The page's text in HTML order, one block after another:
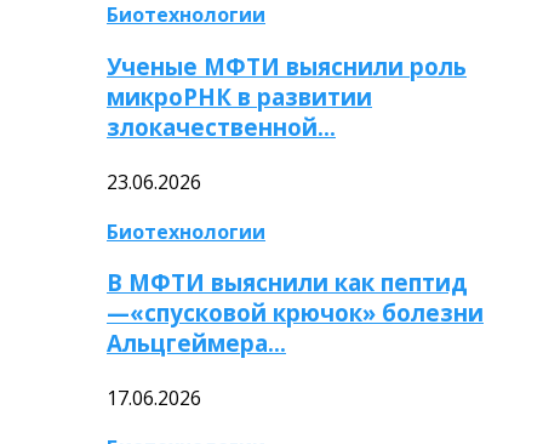
Биотехнологии
Ученые МФТИ выяснили роль
микроРНК в развитии
злокачественной…
23.06.2026
Биотехнологии
В МФТИ выяснили как пептид
—«спусковой крючок» болезни
Альцгеймера…
17.06.2026